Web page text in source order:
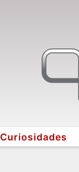
Curiosidades